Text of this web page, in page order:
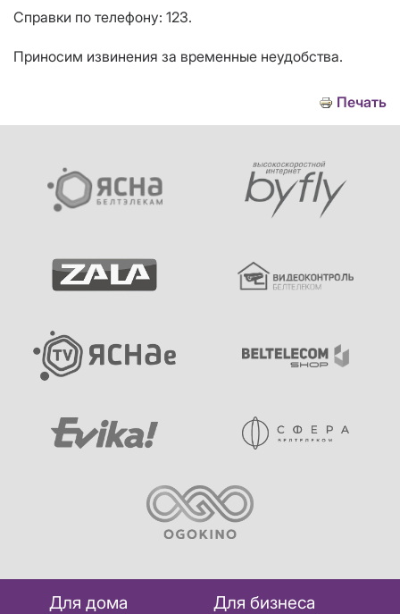
Справки по телефону: 123.
Приносим извинения за временные неудобства.
Печать
Для дома Для бизнеса